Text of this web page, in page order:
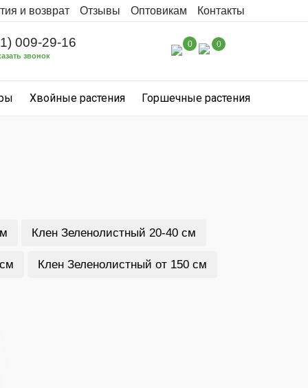
и возврат Отзывы Оптовикам Контакты
009-29-16
звонок
0 0
Хвойные растения Горшечные растения
Клен Зеленолистный 20-40 см
Клен Зеленолистный от 150 см